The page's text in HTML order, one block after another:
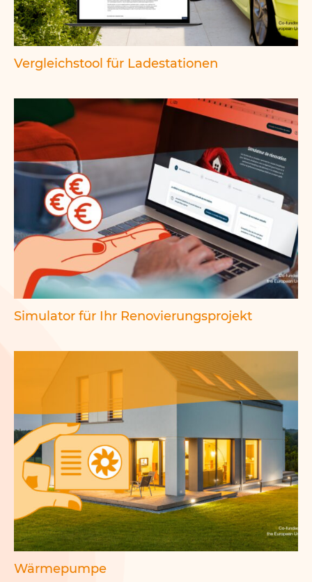
Vergleichstool für Ladestationen
Simulator für Ihr Renovierungsprojekt
Wärmepumpe